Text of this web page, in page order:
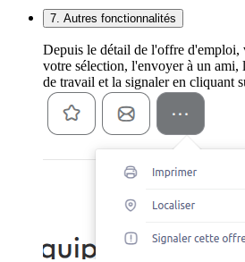
7. Autres fonctionnalités
Depuis le détail de l'offre d'emploi,
votre sélection, l'envoyer à un
de travail et la signaler en cliquant